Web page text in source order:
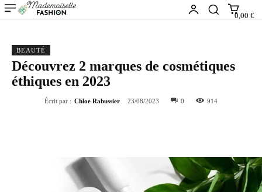
0,00 €
BEAUTÉ
Découvrez 2 marques de cosmétiques
éthiques en 2023
Écrit par : Chloe Rabussier 23/08/2023 0 914